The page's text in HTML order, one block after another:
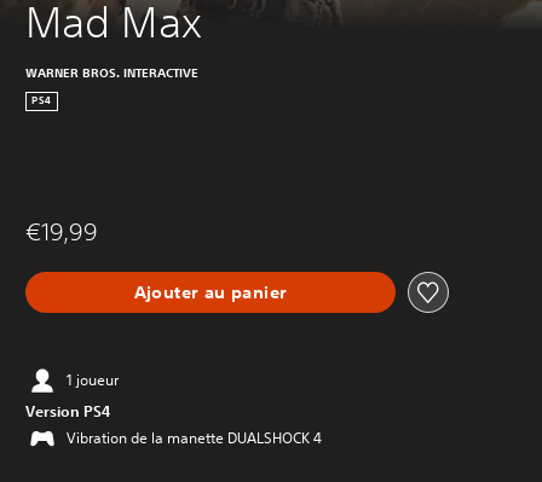
Mad Max
WARNER BROS. INTERACTIVE
PS4
€19,99
Ajouter au panier
1 joueur
Version PS4
Vibration de la manette DUALSHOCK 4